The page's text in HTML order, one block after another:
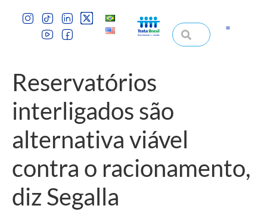
Reservatórios
interligados são
alternativa viável
contra o racionamento,
diz Segalla